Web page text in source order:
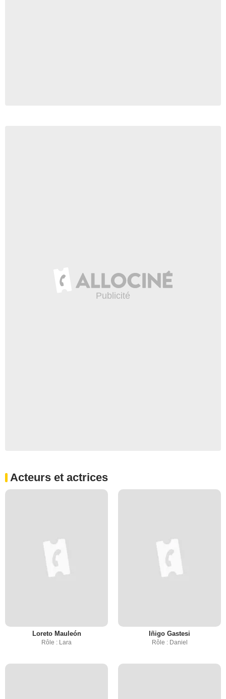
Acteurs et actrices
Loreto Mauleón
Rôle : Lara
Iñigo Gastesi
Rôle : Daniel